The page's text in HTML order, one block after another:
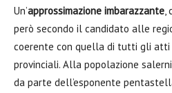
Un’approssimazione imbarazzante,
però secondo il candidato alle
coerente con quella di tutti gli atti
provinciali. Alla popolazione
da parte dell’esponente